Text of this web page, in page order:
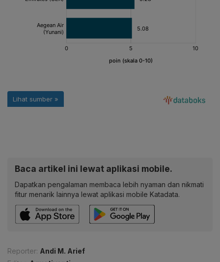
Baca artikel ini lewat aplikasi mobile.
Dapatkan pengalaman membaca lebih nyaman dan nikmati
fitur menarik lainnya lewat aplikasi mobile Katadata.
Reporter: Andi M. Arief